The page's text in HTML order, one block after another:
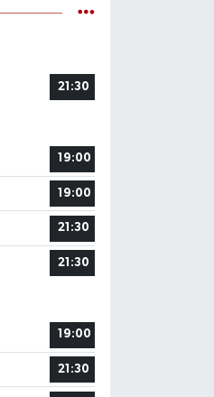
21:30
19:00
19:00
21:30
21:30
19:00
21:30